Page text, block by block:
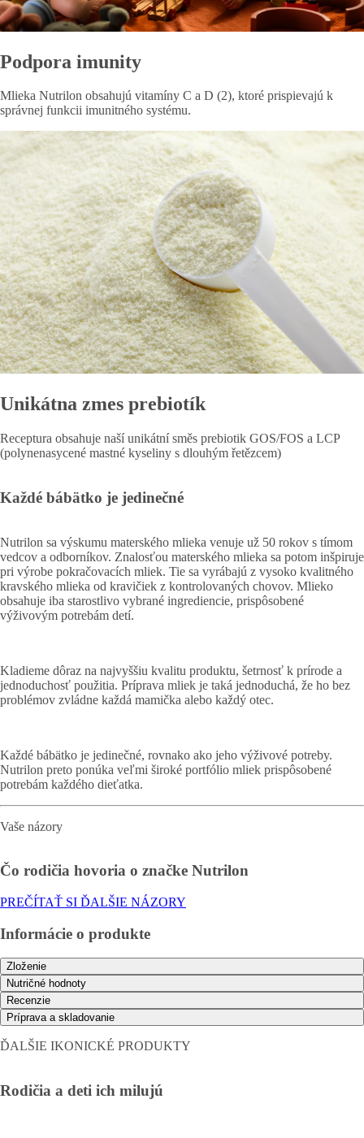
Podpora imunity
Mlieka Nutrilon obsahujú vitamíny C a D (2), ktoré prispievajú k
správnej funkcii imunitného systému.
Unikátna zmes prebiotík
Receptura obsahuje naší unikátní směs prebiotik GOS/FOS a LCP
(polynenasycené mastné kyseliny s dlouhým řetězcem)
Každé bábätko je jedinečné
Nutrilon sa výskumu materského mlieka venuje už 50 rokov s tímom
vedcov a odborníkov. Znalosťou materského mlieka sa potom inšpiruje
pri výrobe pokračovacích mliek. Tie sa vyrábajú z vysoko kvalitného
kravského mlieka od kravičiek z kontrolovaných chovov. Mlieko
obsahuje iba starostlivo vybrané ingrediencie, prispôsobené
výživovým potrebám detí.
Kladieme dôraz na najvyššiu kvalitu produktu, šetrnosť k prírode a
jednoduchosť použitia. Príprava mliek je taká jednoduchá, že ho bez
problémov zvládne každá mamička alebo každý otec.
Každé bábätko je jedinečné, rovnako ako jeho výživové potreby.
Nutrilon preto ponúka veľmi široké portfólio mliek prispôsobené
potrebám každého dieťatka.
Vaše názory
Čo rodičia hovoria o značke Nutrilon
PREČÍTAŤ SI ĎALŠIE NÁZORY
Informácie o produkte
Zloženie
Nutričné ​​hodnoty
Recenzie
Príprava a skladovanie
ĎALŠIE IKONICKÉ PRODUKTY
Rodičia a deti ich milujú